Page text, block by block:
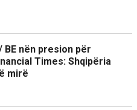
BE nën presion për
Times: Shqipëria
mirë